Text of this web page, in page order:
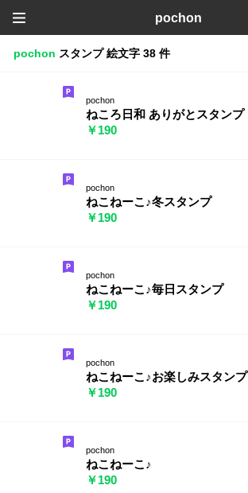
pochon
pochon スタンプ 絵文字 38 件
pochon
ねころ日和 ありがとスタンプ
￥190
pochon
ねこねーこ♪冬スタンプ
￥190
pochon
ねこねーこ♪毎日スタンプ
￥190
pochon
ねこねーこ♪お楽しみスタンプ
￥190
pochon
ねこねーこ♪
￥190